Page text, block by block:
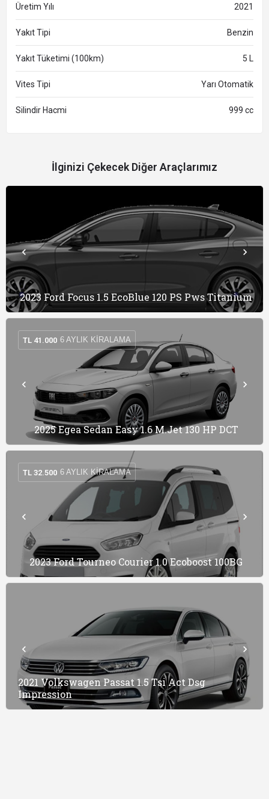
Üretim Yılı 2021
Yakıt Tipi Benzin
Yakıt Tüketimi (100km) 5 L
Vites Tipi Yarı Otomatik
Silindir Hacmi 999 cc
İlginizi Çekecek Diğer Araçlarımız
2023 Ford Focus 1.5 EcoBlue 120 PS Pws Titanium
2025 Egea Sedan Easy 1.6 M.Jet 130 HP DCT
TL 41.000 6 AYLIK KIRALAMA
2023 Ford Tourneo Courier 1.0 Ecoboost 100BG
TL 32.500 6 AYLIK KIRALAMA
2021 Volkswagen Passat 1.5 Tsi Act Dsg
Impression